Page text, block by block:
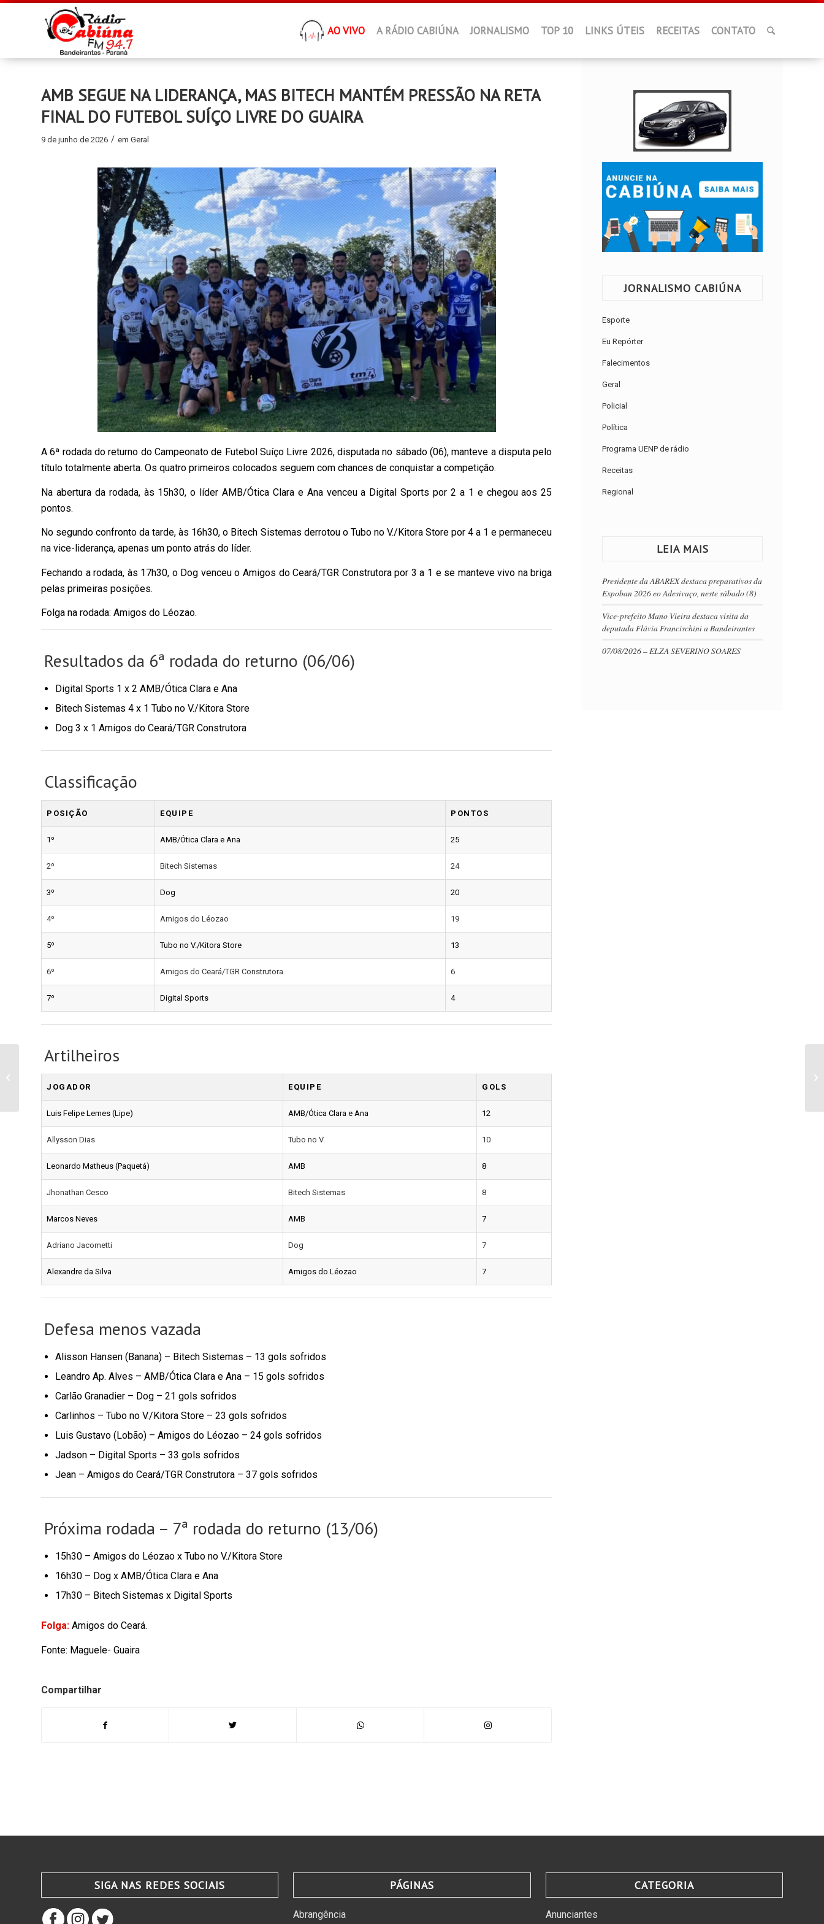
AO VIVO A RÁDIO CABIÚNA JORNALISMO TOP 10 LINKS ÚTEIS RECEITAS CONTATO
AMB SEGUE NA LIDERANÇA, MAS BITECH MANTÉM PRESSÃO NA RETA
FINAL DO FUTEBOL SUÍÇO LIVRE DO GUAIRA
9 de junho de 2026 / em Geral
A 6ª rodada do returno do Campeonato de Futebol Suíço Livre 2026, disputada no sábado (06), manteve a disputa pelo
título totalmente aberta. Os quatro primeiros colocados seguem com chances de conquistar a competição.
Na abertura da rodada, às 15h30, o líder AMB/Ótica Clara e Ana venceu a Digital Sports por 2 a 1 e chegou aos 25
pontos.
No segundo confronto da tarde, às 16h30, o Bitech Sistemas derrotou o Tubo no V./Kitora Store por 4 a 1 e permaneceu
na vice-liderança, apenas um ponto atrás do líder.
Fechando a rodada, às 17h30, o Dog venceu o Amigos do Ceará/TGR Construtora por 3 a 1 e se manteve vivo na briga
pelas primeiras posições.
Folga na rodada: Amigos do Léozao.
Resultados da 6ª rodada do returno (06/06)
Digital Sports 1 x 2 AMB/Ótica Clara e Ana
Bitech Sistemas 4 x 1 Tubo no V./Kitora Store
Dog 3 x 1 Amigos do Ceará/TGR Construtora
Classificação
POSIÇÃO EQUIPE PONTOS
1º AMB/Ótica Clara e Ana 25
2º Bitech Sistemas 24
3º Dog 20
4º Amigos do Léozao 19
5º Tubo no V./Kitora Store 13
6º Amigos do Ceará/TGR Construtora 6
7º Digital Sports 4
Artilheiros
JOGADOR EQUIPE GOLS
Luis Felipe Lemes (Lipe) AMB/Ótica Clara e Ana 12
Allysson Dias Tubo no V. 10
Leonardo Matheus (Paquetá) AMB 8
Jhonathan Cesco Bitech Sistemas 8
Marcos Neves AMB 7
Adriano Jacometti Dog 7
Alexandre da Silva Amigos do Léozao 7
Defesa menos vazada
Alisson Hansen (Banana) – Bitech Sistemas – 13 gols sofridos
Leandro Ap. Alves – AMB/Ótica Clara e Ana – 15 gols sofridos
Carlão Granadier – Dog – 21 gols sofridos
Carlinhos – Tubo no V./Kitora Store – 23 gols sofridos
Luis Gustavo (Lobão) – Amigos do Léozao – 24 gols sofridos
Jadson – Digital Sports – 33 gols sofridos
Jean – Amigos do Ceará/TGR Construtora – 37 gols sofridos
Próxima rodada – 7ª rodada do returno (13/06)
15h30 – Amigos do Léozao x Tubo no V./Kitora Store
16h30 – Dog x AMB/Ótica Clara e Ana
17h30 – Bitech Sistemas x Digital Sports
Folga: Amigos do Ceará.
Fonte: Maguele- Guaira
Compartilhar
JORNALISMO CABIÚNA
Esporte
Eu Repórter
Falecimentos
Geral
Policial
Política
Programa UENP de rádio
Receitas
Regional
LEIA MAIS
Presidente da ABAREX destaca preparativos da
Expoban 2026 eo Adesivaço, neste sábado (8)
Vice-prefeito Mano Vieira destaca visita da
deputada Flávia Francischini a Bandeirantes
07/08/2026 – ELZA SEVERINO SOARES
SIGA NAS REDES SOCIAIS PÁGINAS
Abrangência
CATEGORIA
Anunciantes
Bandeirantes entra no
clima da Copa e
anuncia obras de
infraestrutura e asfalto...